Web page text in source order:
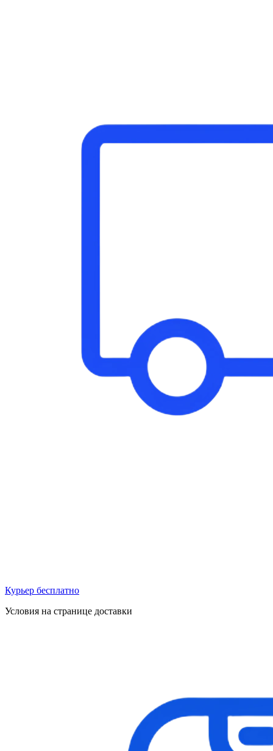
Курьер бесплатно
Условия на странице доставки